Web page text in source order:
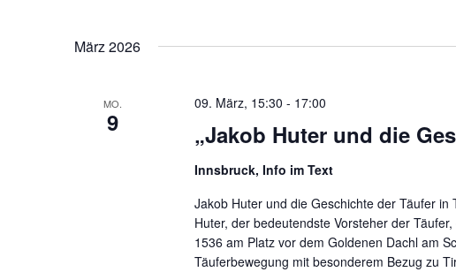
März 2026
MO.
9 „Jakob Huter und die
09. März, 15:30 - 17:00
Innsbruck, Info im Text
Jakob Huter und die Geschichte der Täufer
Huter, der bedeutendste Vorsteher der
1536 am Platz vor dem Goldenen Dachl am
Täuferbewegung mit besonderem Bezug zu